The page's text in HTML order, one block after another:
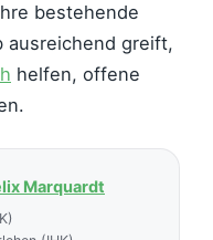
bestehende
ausreichend greift,
helfen, offene
Marquardt